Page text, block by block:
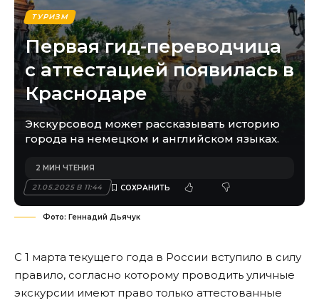
ТУРИЗМ
Первая гид-переводчица
с аттестацией появилась в
Краснодаре
Экскурсовод может рассказывать историю
города на немецком и английском языках.
21.05.2025 В 11:44
2 МИН ЧТЕНИЯ
Фото: Геннадий Дьячук
С 1 марта текущего года в России вступило в силу
правило, согласно которому проводить уличные
экскурсии имеют право только аттестованные